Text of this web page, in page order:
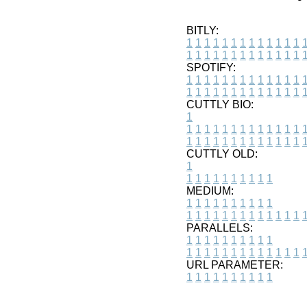
BITLY:
1 1 1 1 1 1 1 1 1 1 1 1 1 1
1 1 1 1 1 1 1 1 1 1 1 1 1 1
SPOTIFY:
1 1 1 1 1 1 1 1 1 1 1 1 1 1
1 1 1 1 1 1 1 1 1 1 1 1 1 1
CUTTLY BIO:
1
1 1 1 1 1 1 1 1 1 1 1 1 1 1
1 1 1 1 1 1 1 1 1 1 1 1 1 1
CUTTLY OLD:
1
1 1 1 1 1 1 1 1 1 1
MEDIUM:
1 1 1 1 1 1 1 1 1 1
1 1 1 1 1 1 1 1 1 1 1 1 1 1
PARALLELS:
1 1 1 1 1 1 1 1 1 1
1 1 1 1 1 1 1 1 1 1 1 1 1 1
URL PARAMETER:
1 1 1 1 1 1 1 1 1 1